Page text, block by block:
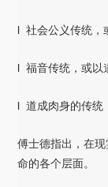
l 社会公义传统，
l 福音传统，或以
l 道成肉身的传统
傅士德指出，在
命的各个层面。